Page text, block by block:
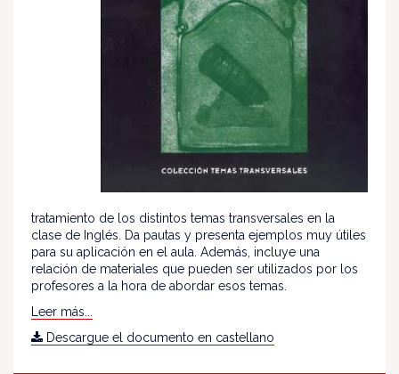
tratamiento de los distintos temas transversales en la
clase de Inglés. Da pautas y presenta ejemplos muy útiles
para su aplicación en el aula. Además, incluye una
relación de materiales que pueden ser utilizados por los
profesores a la hora de abordar esos temas.
Leer más...
Descargue el documento en castellano